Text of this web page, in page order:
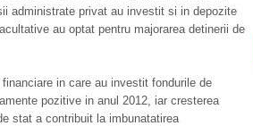
administrate privat au investit si in depozite
au optat pentru majorarea detinerii de
in care au investit fondurile de
pozitive in anul 2012, iar cresterea
stat a contribuit la imbunatatirea